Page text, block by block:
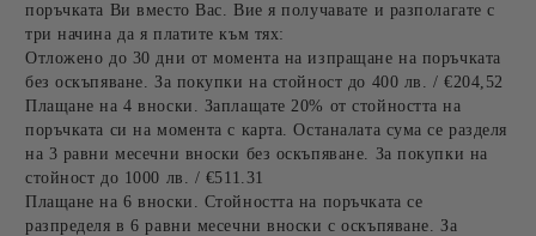
поръчката Ви вместо Вас. Вие я получавате и разполагате с
три начина да я платите към тях:
Отложено до 30 дни от момента на изпращане на поръчката
без оскъпяване. За покупки на стойност до 400 лв. / €204,52
Плащане на 4 вноски. Заплащате 20% от стойността на
поръчката си на момента с карта. Останалата сума се разделя
на 3 равни месечни вноски без оскъпяване. За покупки на
стойност до 1000 лв. / €511.31
Плащане на 6 вноски. Стойността на поръчката се
разпределя в 6 равни месечни вноски с оскъпяване. За